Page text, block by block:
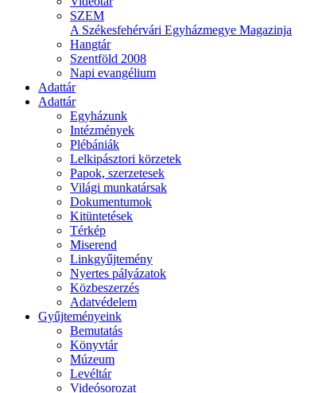
SZEM
A Székesfehérvári Egyházmegye Magazinja
Hangtár
Szentföld 2008
Napi evangélium
Adattár
Adattár
Egyházunk
Intézmények
Plébániák
Lelkipásztori körzetek
Papok, szerzetesek
Világi munkatársak
Dokumentumok
Kitüntetések
Térkép
Miserend
Linkgyűjtemény
Nyertes pályázatok
Közbeszerzés
Adatvédelem
Gyűjteményeink
Bemutatás
Könyvtár
Múzeum
Levéltár
Videósorozat